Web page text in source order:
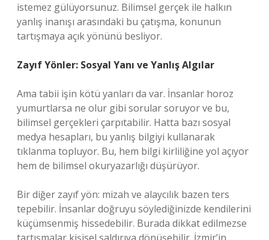
istemez gülüyorsunuz. Bilimsel gerçek ile halkın
yanlış inanışı arasındaki bu çatışma, konunun
tartışmaya açık yönünü besliyor.
Zayıf Yönler: Sosyal Yanı ve Yanlış Algılar
Ama tabii işin kötü yanları da var. İnsanlar horoz
yumurtlarsa ne olur gibi sorular soruyor ve bu,
bilimsel gerçekleri çarpıtabilir. Hatta bazı sosyal
medya hesapları, bu yanlış bilgiyi kullanarak
tıklanma topluyor. Bu, hem bilgi kirliliğine yol açıyor
hem de bilimsel okuryazarlığı düşürüyor.
Bir diğer zayıf yön: mizah ve alaycılık bazen ters
tepebilir. İnsanlar doğruyu söylediğinizde kendilerini
küçümsenmiş hissedebilir. Burada dikkat edilmezse